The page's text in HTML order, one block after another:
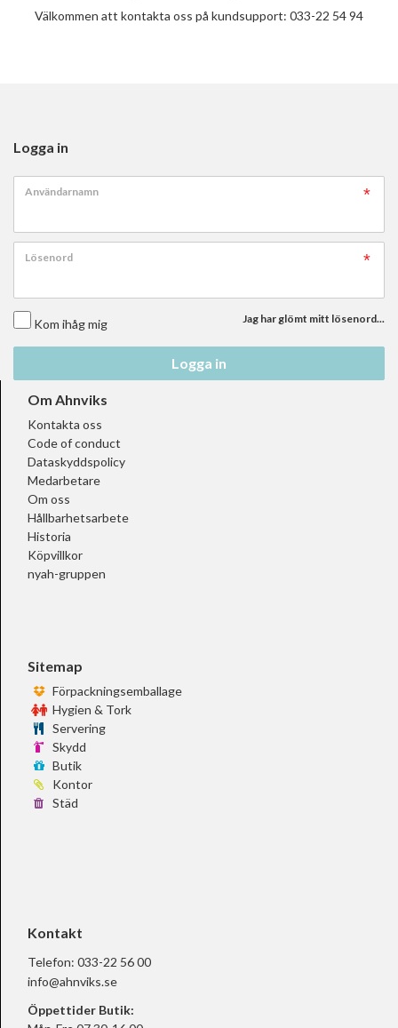
Välkommen att kontakta oss på kundsupport: 033-22 54 94
Logga in
Användarnamn
Lösenord
Kom ihåg mig Jag har glömt mitt lösenord...
Logga in
Om Ahnviks
Kontakta oss
Code of conduct
Dataskyddspolicy
Medarbetare
Om oss
Hållbarhetsarbete
Historia
Köpvillkor
nyah-gruppen
Sitemap
Förpackningsemballage
Hygien & Tork
Servering
Skydd
Butik
Kontor
Städ
Kontakt
Telefon: 033-22 56 00
info@ahnviks.se
Öppettider Butik: